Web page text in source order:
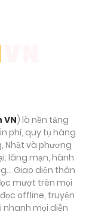
VN) là nền tảng
phí, quy tụ hàng
Nhật và phương
lãng mạn, hành
Giao diện thân
mượt trên mọi
offline, truyện
nhanh mọi diễn